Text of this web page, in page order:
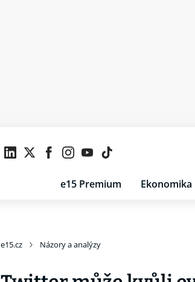
e15 Premium Ekonomika
e15.cz Názory a analýzy